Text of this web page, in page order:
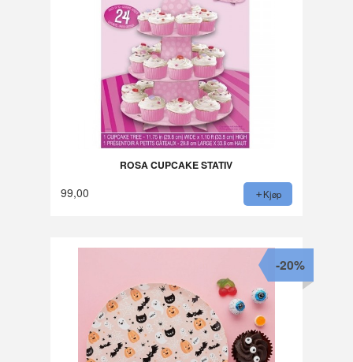
ROSA CUPCAKE STATIV
99,00 Kjøp
-20%